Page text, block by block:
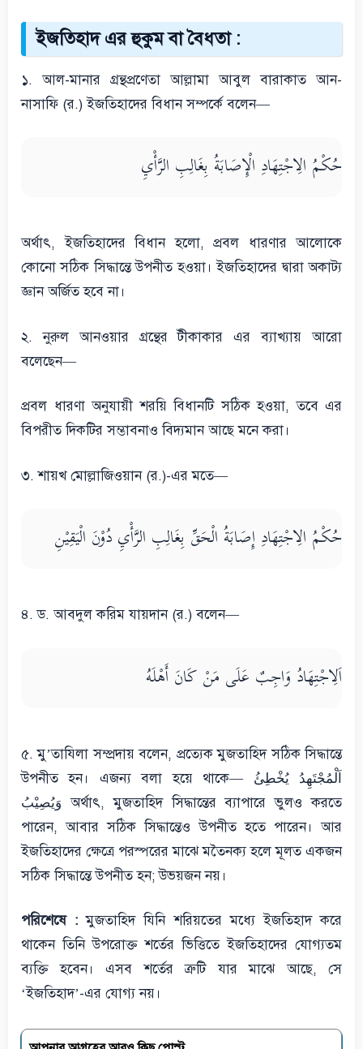
ইজতিহাদ এর হুকুম বা বৈধতা :
১. আল-মানার গ্রন্থপ্রণেতা আল্লামা আবুল বারাকাত আন-
নাসাফি (র.) ইজতিহাদের বিধান সম্পর্কে বলেন—
حُكْمُ الِاجْتِهَادِ الْإِصَابَةُ بِغَالِبِ الرَّأْيِ
অর্থাৎ, ইজতিহাদের বিধান হলো, প্রবল ধারণার আলোকে
কোনো সঠিক সিদ্ধান্তে উপনীত হওয়া। ইজতিহাদের দ্বারা অকাট্য
জ্ঞান অর্জিত হবে না।
২. নুরুল আনওয়ার গ্রন্থের টীকাকার এর ব্যাখ্যায় আরো
বলেছেন—
প্রবল ধারণা অনুযায়ী শরয়ি বিধানটি সঠিক হওয়া, তবে এর
বিপরীত দিকটির সম্ভাবনাও বিদ্যমান আছে মনে করা।
৩. শায়খ মোল্লাজিওয়ান (র.)-এর মতে—
حُكْمُ الِاجْتِهَادِ إِصَابَةُ الْحَقِّ بِغَالِبِ الرَّأْيِ دُوْنَ الْيَقِيْنِ
৪. ড. আবদুল করিম যায়দান (র.) বলেন—
اَلِاجْتِهَادُ وَاجِبٌ عَلَى مَنْ كَانَ أَهْلَهُ
৫. মু’তাযিলা সম্প্রদায় বলেন, প্রত্যেক মুজতাহিদ সঠিক সিদ্ধান্তে
উপনীত হন। এজন্য বলা হয়ে থাকে— اَلْمُجْتَهِدُ يُخْطِئُ
وَيُصِيْبُ অর্থাৎ, মুজতাহিদ সিদ্ধান্তের ব্যাপারে ভুলও করতে
পারেন, আবার সঠিক সিদ্ধান্তেও উপনীত হতে পারেন। আর
ইজতিহাদের ক্ষেত্রে পরস্পরের মাঝে মতৈনক্য হলে মূলত একজন
সঠিক সিদ্ধান্তে উপনীত হন; উভয়জন নয়।
পরিশেষে : মুজতাহিদ যিনি শরিয়তের মধ্যে ইজতিহাদ করে
থাকেন তিনি উপরোক্ত শর্তের ভিত্তিতে ইজতিহাদের যোগ্যতম
ব্যক্তি হবেন। এসব শর্তের ত্রুটি যার মাঝে আছে, সে
‘ইজতিহাদ’-এর যোগ্য নয়।